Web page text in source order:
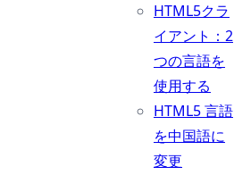
HTML5クラ
イアント：2
つの言語を
使用する
HTML5 言語
を中国語に
変更